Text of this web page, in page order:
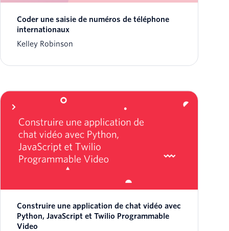
Coder une saisie de numéros de téléphone
internationaux
Kelley Robinson
Construire une application de chat vidéo avec
Python, JavaScript et Twilio Programmable
Video